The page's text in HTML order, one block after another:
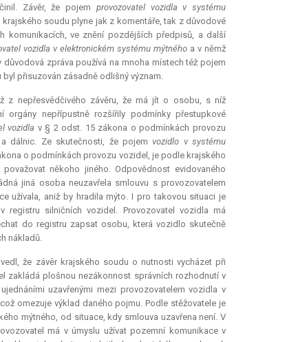
Závěr, že pojem provozovatel vozidla v systému
krajského soudu plyne jak z komentáře, tak z důvodové
komunikacích, ve znění pozdějších předpisů, a další
vozidla v elektronickém systému mýtného a v němž
důvodová zpráva používá na mnoha místech též pojem
přisuzován zásadně odlišný význam.
z nepřesvědčivého závěru, že má jít o osobu, s níž
orgány nepřípustně rozšířily podmínky přestupkové
vozidla v § 2 odst. 15 zákona o podmínkách provozu
a dálnic. Ze skutečnosti, že pojemvozidlo v systému
o podmínkách provozu vozidel, je podle krajského
někoho jiného. Odpovědnost evidovaného
jiná osoba neuzavřela smlouvu s provozovatelem
užívala, aniž by hradila mýto. I pro takovou situaci je
registru silničních vozidel. Provozovatel vozidla má
do registru zapsat osobu, která vozidlo skutečně
nákladů.
že závěr krajského soudu o nutnosti vycházet při
zakládá plošnou nezákonnost správních rozhodnutí v
uzavřenými mezi provozovatelem vozidla v
omezuje výklad daného pojmu. Podle stěžovatele je
mýtného, od situace, kdy smlouva uzavřena není. V
má v úmyslu užívat pozemní komunikace v